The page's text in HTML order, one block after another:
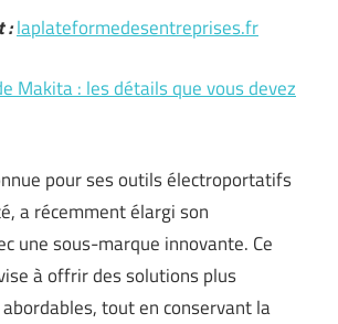
:laplateformedesentreprises.fr
Makita : les détails que vous devez
pour ses outils électroportatifs
a récemment élargi son
une sous-marque innovante. Ce
à offrir des solutions plus
tout en conservant la